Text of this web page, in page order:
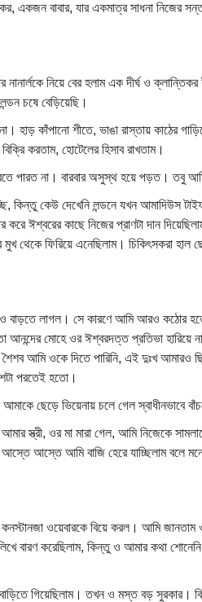
একজন বাবার, যার একমাত্র সাধনা নিজের
নিয়ে বের হলাম এক দীর্ঘ ও
চষে বেড়িয়েছি।
কাঁপানো শীতে, ভাঙা রাস্তায় কাঠের
করতাম, হোটেলের হিসাব রাখতাম।
পারত না। বারবার অসুস্থ হয়ে পড়ত। তবু
কিন্তু কেউ দেখেনি লন্ডনে যখন আমাদিউস
করে ঈশ্বরের কাছে নিজের প্রাণটা দান
থেকে ফিরিয়ে এনেছিলাম। চিকিৎসকরা
লাগল। সে কারণে আমি আরও কঠোর হতে
আনন্দের মোহে ওর ঈশ্বরদত্ত প্রতিভা
আমি ওকে দিতে পারিনি, এই দুঃখ আমারও
পরতেই হতো।
ছেড়ে ভিয়েনায় চলে গেল স্বাধীনভাবে
স্ত্রী, ওর মা মারা গেল, আমি নিজেকে
আস্তে আমি বাজি হেরে যাচ্ছিলাম বলে
ওয়েবারকে বিয়ে করল। আমি
বারণ করেছিলাম, কিন্তু ও আমার কথা
গিয়েছিলাম। তখন ও মস্ত বড় সুরকার।